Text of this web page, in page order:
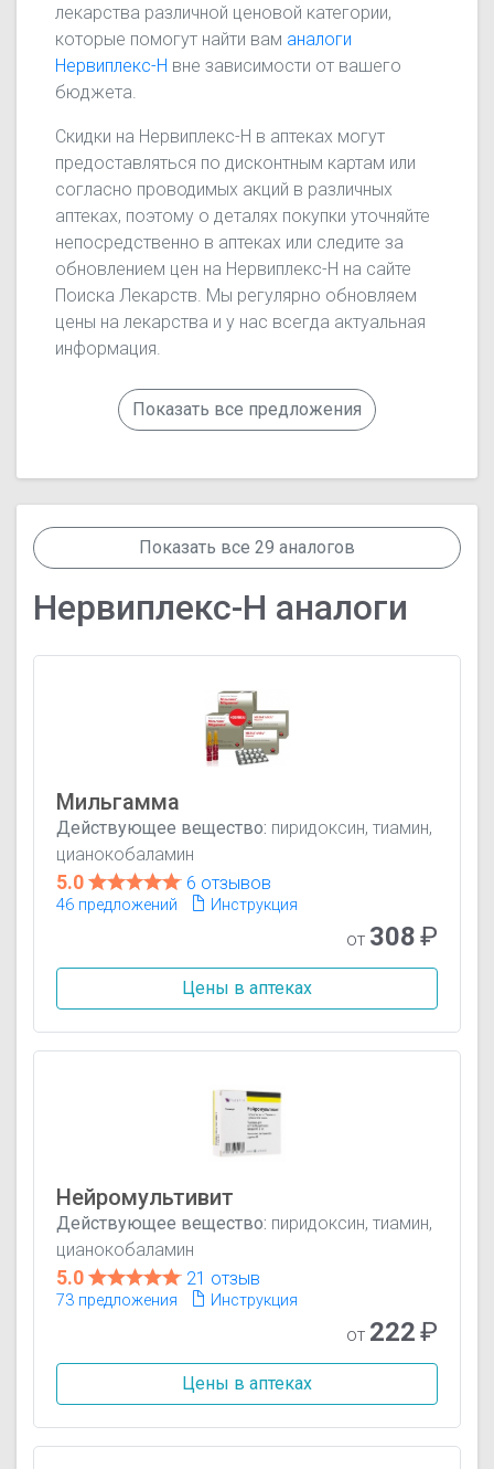
лекарства различной ценовой категории,
которые помогут найти вам аналоги
Нервиплекс-Н вне зависимости от вашего
бюджета.
Скидки на Нервиплекс-Н в аптеках могут
предоставляться по дисконтным картам или
согласно проводимых акций в различных
аптеках, поэтому о деталях покупки уточняйте
непосредственно в аптеках или следите за
обновлением цен на Нервиплекс-Н на сайте
Поиска Лекарств. Мы регулярно обновляем
цены на лекарства и у нас всегда актуальная
информация.
Показать все предложения
Показать все 29 аналогов
Нервиплекс-Н аналоги
Мильгамма
Действующее вещество: пиридоксин, тиамин,
цианокобаламин
5.0 6 отзывов
46 предложений Инструкция
от 308₽
Цены в аптеках
Нейромультивит
Действующее вещество: пиридоксин, тиамин,
цианокобаламин
5.0 21 отзыв
73 предложения Инструкция
от 222₽
Цены в аптеках